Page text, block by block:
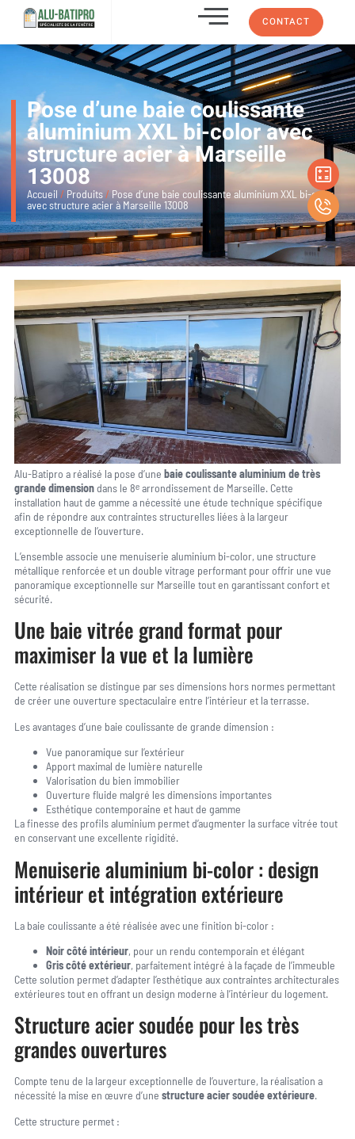
CONTACT
Pose d’une baie coulissante
aluminium XXL bi-color avec
structure acier à Marseille
13008
Accueil / Produits/Pose d’une baie coulissante aluminium XXL bi-color
avec structure acier à Marseille 13008
Alu-Batipro a réalisé la pose d’une baie coulissante aluminium de très
grande dimensiondans le 8ᵉ arrondissement de Marseille. Cette
installation haut de gamme a nécessité une étude technique spécifique
afin de répondre aux contraintes structurelles liées à la largeur
exceptionnelle de l’ouverture.
L’ensemble associe une menuiserie aluminium bi-color, une structure
métallique renforcée et un double vitrage performant pour offrir une vue
panoramique exceptionnelle sur Marseille tout en garantissant confort et
sécurité.
Une baie vitrée grand format pour
maximiser la vue et la lumière
Cette réalisation se distingue par ses dimensions hors normes permettant
de créer une ouverture spectaculaire entre l’intérieur et la terrasse.
Les avantages d’une baie coulissante de grande dimension :
Vue panoramique sur l’extérieur
Apport maximal de lumière naturelle
Valorisation du bien immobilier
Ouverture fluide malgré les dimensions importantes
Esthétique contemporaine et haut de gamme
La finesse des profils aluminium permet d’augmenter la surface vitrée tout
en conservant une excellente rigidité.
Menuiserie aluminium bi-color : design
intérieur et intégration extérieure
La baie coulissante a été réalisée avec une finition bi-color :
Noir côté intérieur, pour un rendu contemporain et élégant
Gris côté extérieur, parfaitement intégré à la façade de l’immeuble
Cette solution permet d’adapter l’esthétique aux contraintes architecturales
extérieures tout en offrant un design moderne à l’intérieur du logement.
Structure acier soudée pour les très
grandes ouvertures
Compte tenu de la largeur exceptionnelle de l’ouverture, la réalisation a
nécessité la mise en œuvre d’une structure acier soudée extérieure.
Cette structure permet :